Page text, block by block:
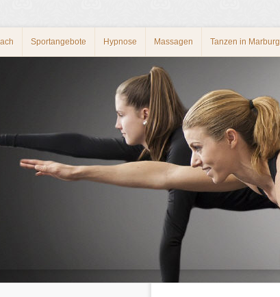
Sportangebote Hypnose Massagen Tanzen in Marburg